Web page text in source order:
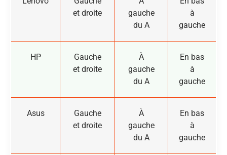
et droite
gauche
du A
à
gauche
HP
Gauche
et droite
À
gauche
du A
En bas
à
gauche
Asus
Gauche
et droite
À
gauche
du A
En bas
à
gauche